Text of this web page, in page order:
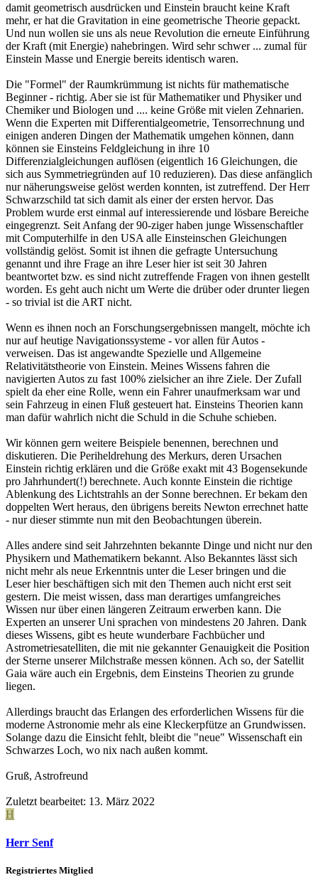
damit geometrisch ausdrücken und Einstein braucht keine Kraft
mehr, er hat die Gravitation in eine geometrische Theorie gepackt.
Und nun wollen sie uns als neue Revolution die erneute Einführung
der Kraft (mit Energie) nahebringen. Wird sehr schwer ... zumal für
Einstein Masse und Energie bereits identisch waren.
Die "Formel" der Raumkrümmung ist nichts für mathematische
Beginner - richtig. Aber sie ist für Mathematiker und Physiker und
Chemiker und Biologen und .... keine Größe mit vielen Zehnarien.
Wenn die Experten mit Differentialgeometrie, Tensorrechnung und
einigen anderen Dingen der Mathematik umgehen können, dann
können sie Einsteins Feldgleichung in ihre 10
Differenzialgleichungen auflösen (eigentlich 16 Gleichungen, die
sich aus Symmetriegründen auf 10 reduzieren). Das diese anfänglich
nur näherungsweise gelöst werden konnten, ist zutreffend. Der Herr
Schwarzschild tat sich damit als einer der ersten hervor. Das
Problem wurde erst einmal auf interessierende und lösbare Bereiche
eingegrenzt. Seit Anfang der 90-ziger haben junge Wissenschaftler
mit Computerhilfe in den USA alle Einsteinschen Gleichungen
vollständig gelöst. Somit ist ihnen die gefragte Untersuchung
genannt und ihre Frage an ihre Leser hier ist seit 30 Jahren
beantwortet bzw. es sind nicht zutreffende Fragen von ihnen gestellt
worden. Es geht auch nicht um Werte die drüber oder drunter liegen
- so trivial ist die ART nicht.
Wenn es ihnen noch an Forschungsergebnissen mangelt, möchte ich
nur auf heutige Navigationssysteme - vor allen für Autos -
verweisen. Das ist angewandte Spezielle und Allgemeine
Relativitätstheorie von Einstein. Meines Wissens fahren die
navigierten Autos zu fast 100% zielsicher an ihre Ziele. Der Zufall
spielt da eher eine Rolle, wenn ein Fahrer unaufmerksam war und
sein Fahrzeug in einen Fluß gesteuert hat. Einsteins Theorien kann
man dafür wahrlich nicht die Schuld in die Schuhe schieben.
Wir können gern weitere Beispiele benennen, berechnen und
diskutieren. Die Periheldrehung des Merkurs, deren Ursachen
Einstein richtig erklären und die Größe exakt mit 43 Bogensekunde
pro Jahrhundert(!) berechnete. Auch konnte Einstein die richtige
Ablenkung des Lichtstrahls an der Sonne berechnen. Er bekam den
doppelten Wert heraus, den übrigens bereits Newton errechnet hatte
- nur dieser stimmte nun mit den Beobachtungen überein.
Alles andere sind seit Jahrzehnten bekannte Dinge und nicht nur den
Physikern und Mathematikern bekannt. Also Bekanntes lässt sich
nicht mehr als neue Erkenntnis unter die Leser bringen und die
Leser hier beschäftigen sich mit den Themen auch nicht erst seit
gestern. Die meist wissen, dass man derartiges umfangreiches
Wissen nur über einen längeren Zeitraum erwerben kann. Die
Experten an unserer Uni sprachen von mindestens 20 Jahren. Dank
dieses Wissens, gibt es heute wunderbare Fachbücher und
Astrometriesatelliten, die mit nie gekannter Genauigkeit die Position
der Sterne unserer Milchstraße messen können. Ach so, der Satellit
Gaia wäre auch ein Ergebnis, dem Einsteins Theorien zu grunde
liegen.
Allerdings braucht das Erlangen des erforderlichen Wissens für die
moderne Astronomie mehr als eine Kleckerpfütze an Grundwissen.
Solange dazu die Einsicht fehlt, bleibt die "neue" Wissenschaft ein
Schwarzes Loch, wo nix nach außen kommt.
Gruß, Astrofreund
Zuletzt bearbeitet: 13. März 2022
H
Herr Senf
Registriertes Mitglied